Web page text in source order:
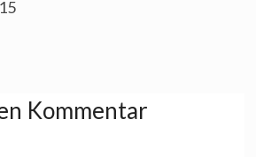
Kommentar